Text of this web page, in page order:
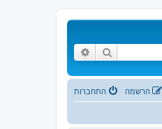
חיפוש
התחברות הרשמה